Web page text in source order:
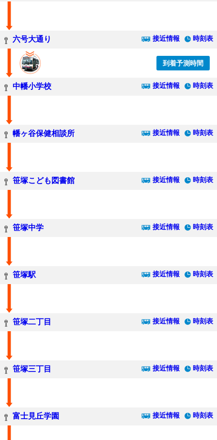
六号大通り 接近情報 時刻表
到着予測時間
中幡小学校 接近情報 時刻表
幡ヶ谷保健相談所 接近情報 時刻表
笹塚こども図書館 接近情報 時刻表
笹塚中学 接近情報 時刻表
笹塚駅 接近情報 時刻表
笹塚二丁目 接近情報 時刻表
笹塚三丁目 接近情報 時刻表
富士見丘学園 接近情報 時刻表